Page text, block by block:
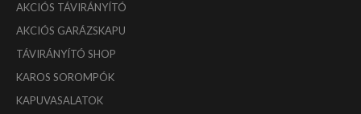
AKCIÓS TÁVIRÁNYÍTÓ
AKCIÓS GARÁZSKAPU
TÁVIRÁNYÍTÓ SHOP
KAROS SOROMPÓK
KAPUVASALATOK